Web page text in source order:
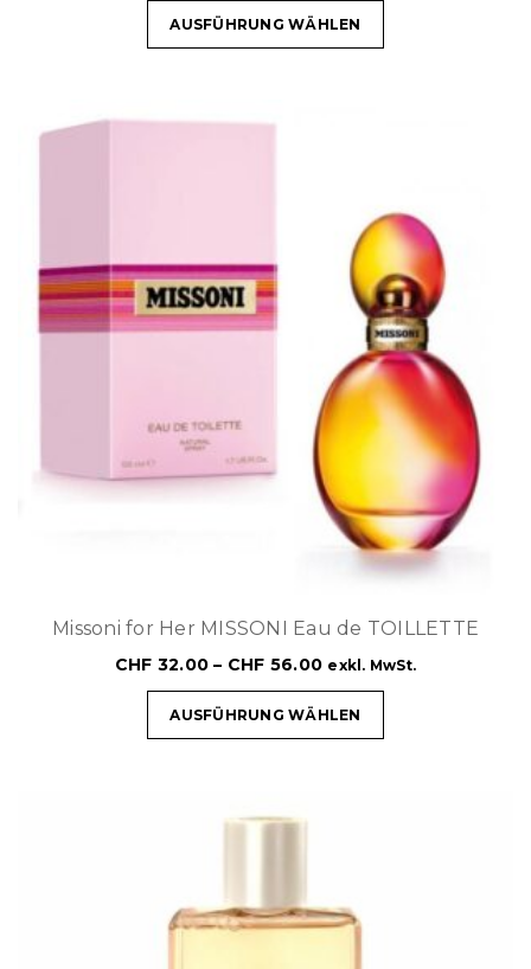
AUSFÜHRUNG WÄHLEN
Missoni for Her MISSONI Eau de TOILLETTE
CHF 32.00 – CHF 56.00 exkl. MwSt.
AUSFÜHRUNG WÄHLEN